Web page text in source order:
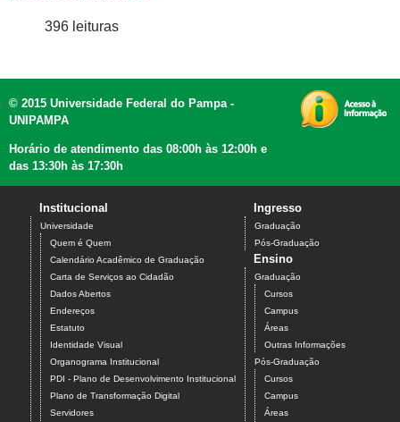
396 leituras
© 2015 Universidade Federal do Pampa -
UNIPAMPA
Horário de atendimento das 08:00h às 12:00h e
das 13:30h às 17:30h
Institucional
Universidade
Quem é Quem
Calendário Acadêmico de Graduação
Carta de Serviços ao Cidadão
Dados Abertos
Endereços
Estatuto
Identidade Visual
Organograma Institucional
PDI - Plano de Desenvolvimento Institucional
Plano de Transformação Digital
Servidores
Ingresso
Graduação
Pós-Graduação
Ensino
Graduação
Cursos
Campus
Áreas
Outras Informações
Pós-Graduação
Cursos
Campus
Áreas